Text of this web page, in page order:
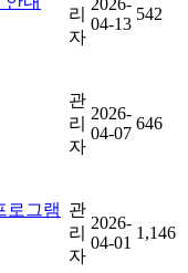
리
자
04-13
542
관
리
자
2026-
04-07
646
로그램 관
리
자
2026-
04-01
1,146